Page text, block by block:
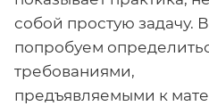
собой простую задачу.
попробуем
требованиями,
предъявляемыми к